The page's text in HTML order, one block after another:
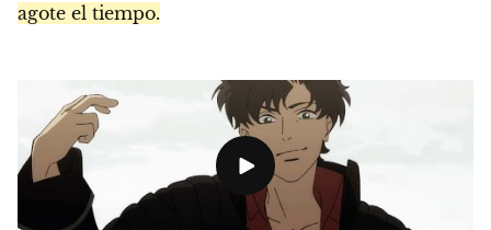
agote el tiempo.